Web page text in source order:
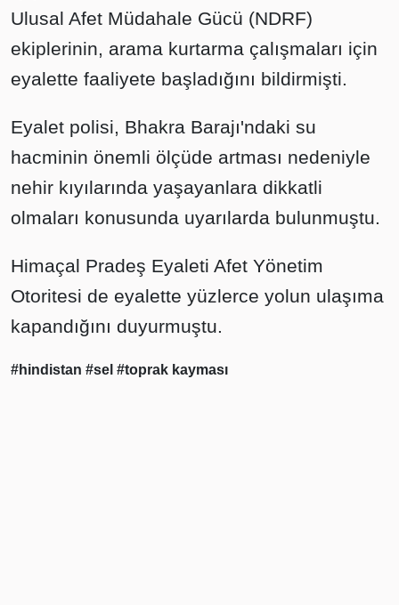
Ulusal Afet Müdahale Gücü (NDRF)
ekiplerinin, arama kurtarma çalışmaları için
eyalette faaliyete başladığını bildirmişti.
Eyalet polisi, Bhakra Barajı'ndaki su
hacminin önemli ölçüde artması nedeniyle
nehir kıyılarında yaşayanlara dikkatli
olmaları konusunda uyarılarda bulunmuştu.
Himaçal Pradeş Eyaleti Afet Yönetim
Otoritesi de eyalette yüzlerce yolun ulaşıma
kapandığını duyurmuştu.
#hindistan #sel #toprak kayması